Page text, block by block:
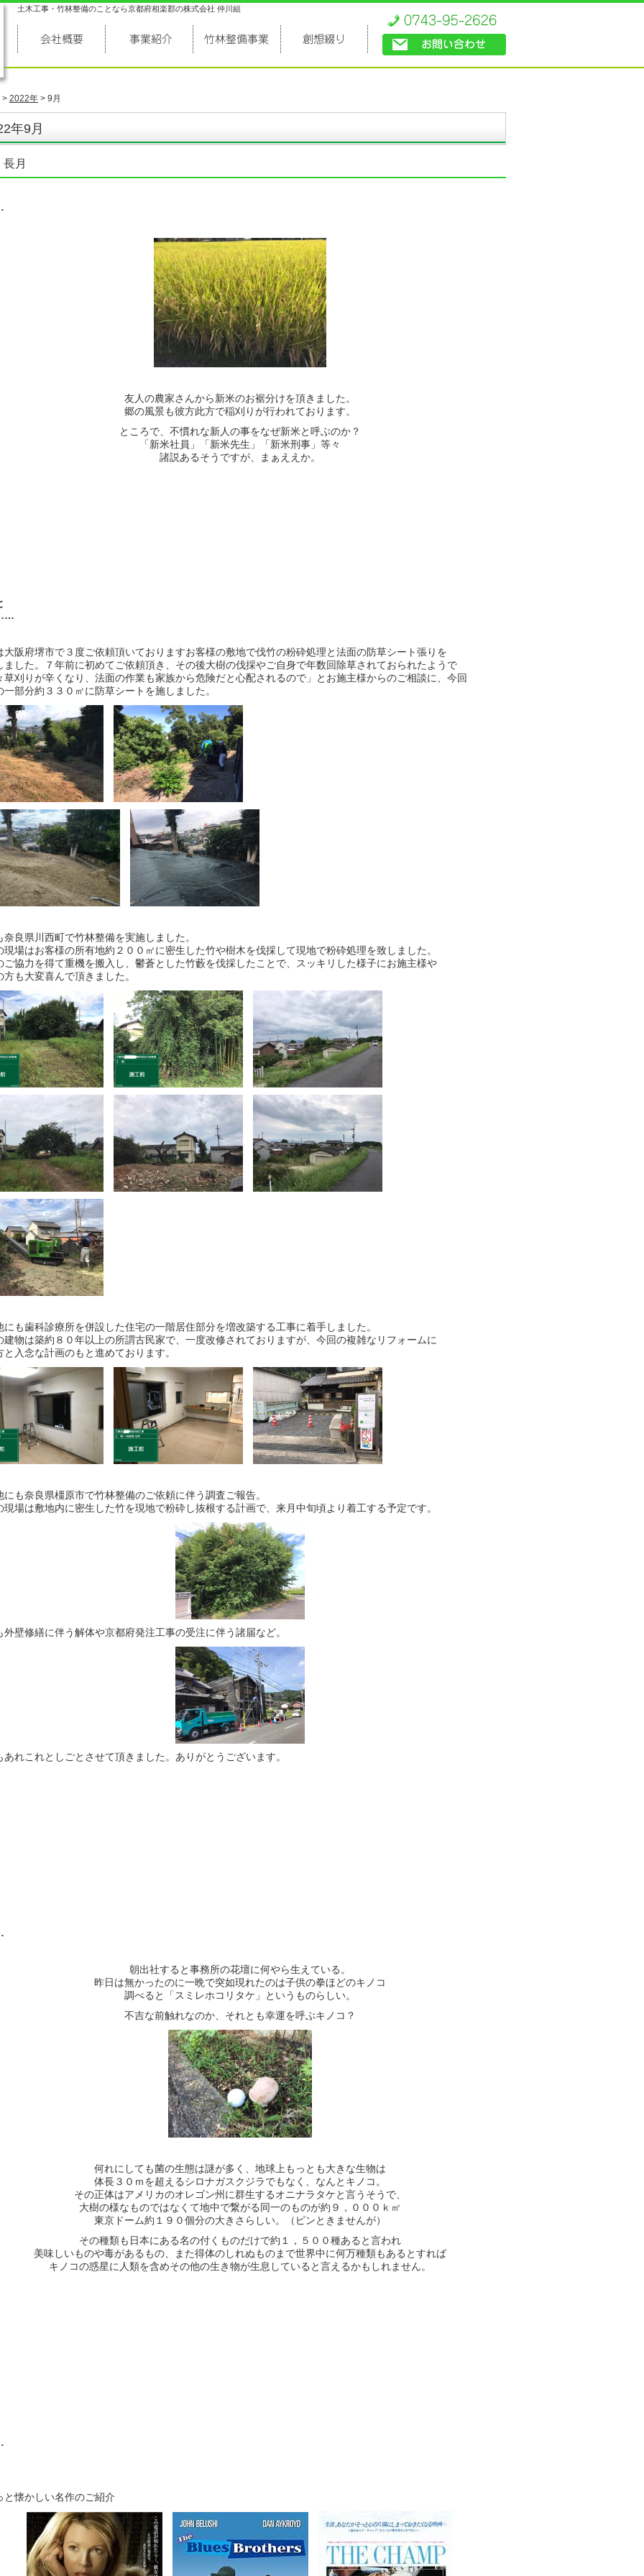
土木工事・竹林整備のことなら京都府相楽郡の株式会社 仲川組
> 2022年 > 9月
年9月
月
友人の農家さんから新米のお裾分けを頂きました。
郷の風景も彼方此方で稲刈りが行われております。
ところで、不慣れな新人の事をなぜ新米と呼ぶのか？
「新米社員」「新米先生」「新米刑事」等々
諸説あるそうですが、まぁええか。
大阪府堺市で３度ご依頼頂いておりますお客様の敷地で伐竹の粉砕処理と法面の防草シート張りを
ました。７年前に初めてご依頼頂き、その後大樹の伐採やご自身で年数回除草されておられたようで
草刈りが辛くなり、法面の作業も家族から危険だと心配されるので」とお施主様からのご相談に、今回
一部分約３３０㎡に防草シートを施しました。
奈良県川西町で竹林整備を実施しました。
現場はお客様の所有地約２００㎡に密生した竹や樹木を伐採して現地で粉砕処理を致しました。
ご協力を得て重機を搬入し、鬱蒼とした竹藪を伐採したことで、スッキリした様子にお施主様や
方も大変喜んで頂きました。
にも歯科診療所を併設した住宅の一階居住部分を増改築する工事に着手しました。
建物は築約８０年以上の所謂古民家で、一度改修されておりますが、今回の複雑なリフォームに
と入念な計画のもと進めております。
にも奈良県橿原市で竹林整備のご依頼に伴う調査ご報告。
現場は敷地内に密生した竹を現地で粉砕し抜根する計画で、来月中旬頃より着工する予定です。
外壁修繕に伴う解体や京都府発注工事の受注に伴う諸届など。
あれこれとしごとさせて頂きました。ありがとうございます。
朝出社すると事務所の花壇に何やら生えている。
昨日は無かったのに一晩で突如現れたのは子供の拳ほどのキノコ
調べると「スミレホコリタケ」というものらしい。
不吉な前触れなのか、それとも幸運を呼ぶキノコ？
何れにしても菌の生態は謎が多く、地球上もっとも大きな生物は
体長３０ｍを超えるシロナガスクジラでもなく、なんとキノコ。
その正体はアメリカのオレゴン州に群生するオニナラタケと言うそうで、
大樹の様なものではなくて地中で繋がる同一のものが約９，０００ｋ㎡
東京ドーム約１９０個分の大きさらしい。（ピンときませんが）
その種類も日本にある名の付くものだけで約１，５００種あると言われ
美味しいものや毒があるもの、また得体のしれぬものまで世界中に何万種類もあるとすれば
キノコの惑星に人類を含めその他の生き物が生息していると言えるかもしれません。
と懐かしい名作のご紹介